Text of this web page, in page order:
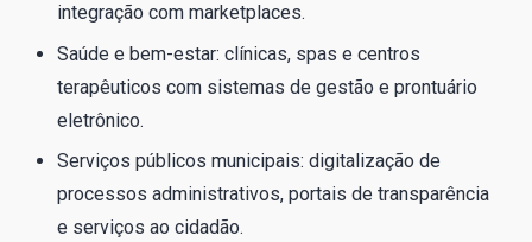
integração com marketplaces.
Saúde e bem-estar: clínicas, spas e centros
terapêuticos com sistemas de gestão e prontuário
eletrônico.
Serviços públicos municipais: digitalização de
processos administrativos, portais de transparência
e serviços ao cidadão.